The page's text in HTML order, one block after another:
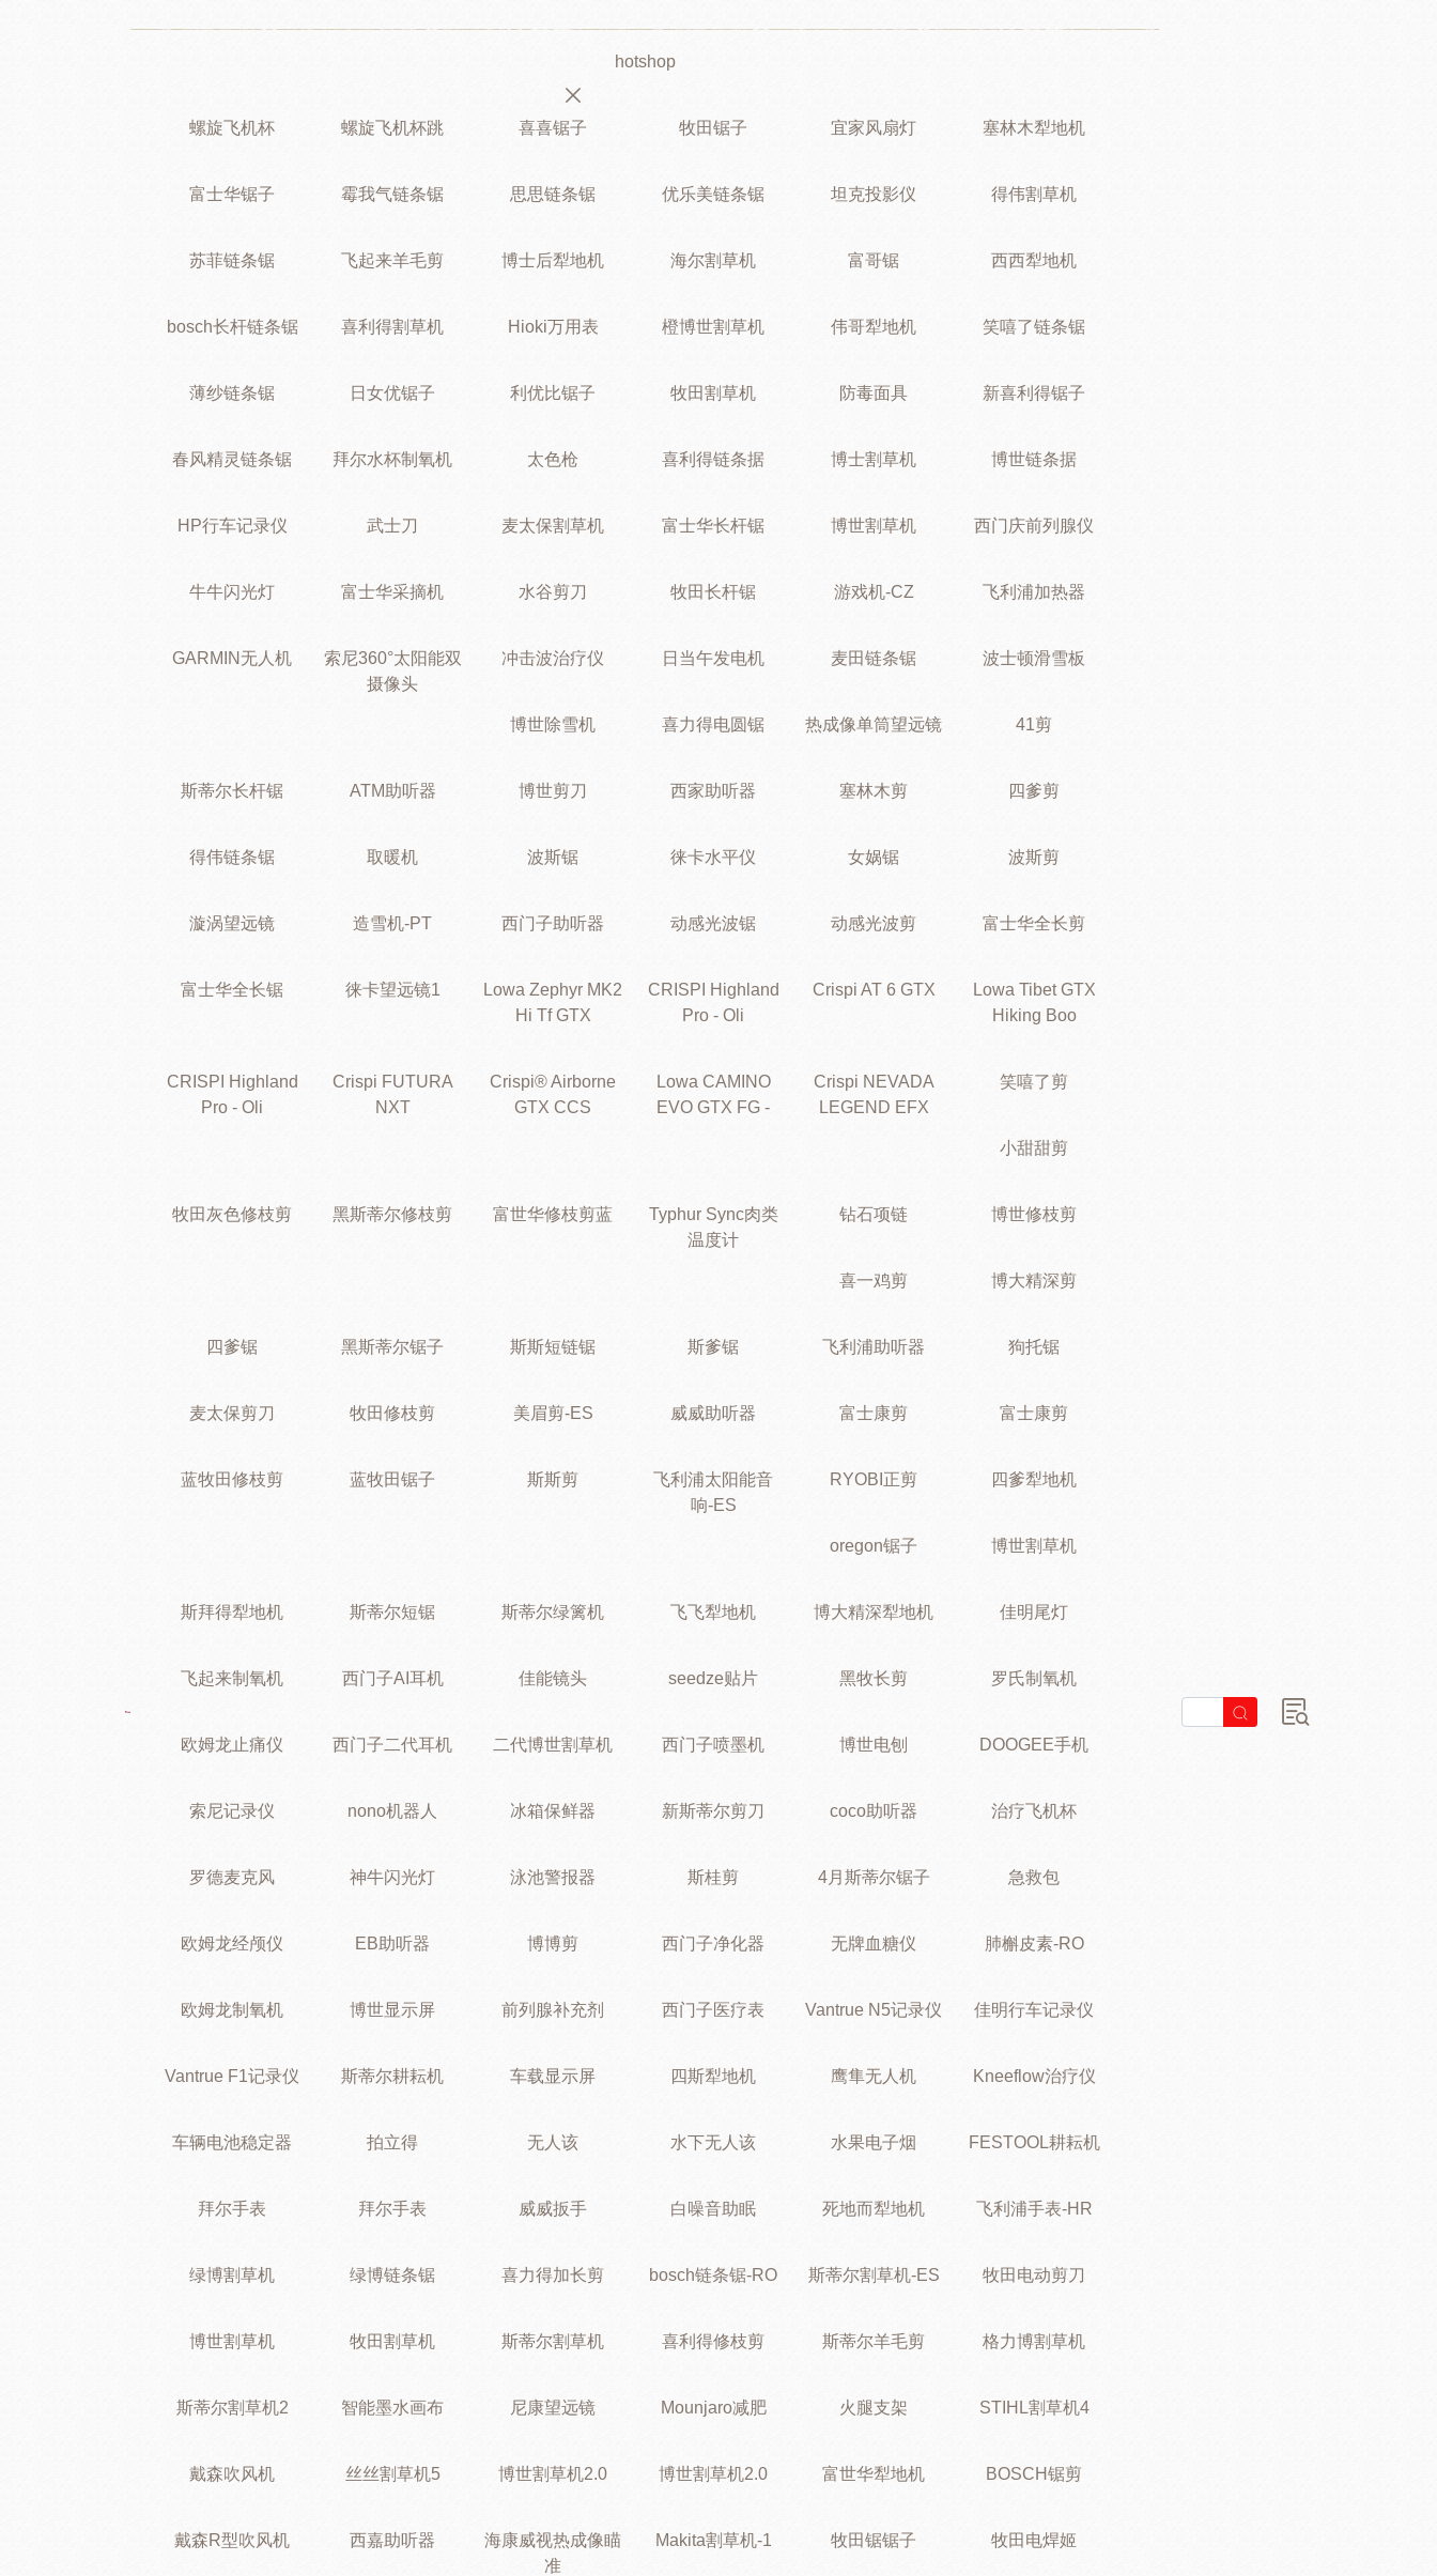
hotshop
螺旋飞机杯 螺旋飞机杯跳 喜喜锯子 牧田锯子 宜家风扇灯 塞林木犁地机
富士华锯子 霉我气链条锯 思思链条锯 优乐美链条锯 坦克投影仪 得伟割草机
苏菲链条锯 飞起来羊毛剪 博士后犁地机 海尔割草机 富哥锯 西西犁地机
bosch长杆链条锯 喜利得割草机 Hioki万用表 橙博世割草机 伟哥犁地机 笑嘻了链条锯
薄纱链条锯 日女优锯子 利优比锯子 牧田割草机 防毒面具 新喜利得锯子
春风精灵链条锯 拜尔水杯制氧机 太色枪 喜利得链条据 博士割草机 博世链条据
HP行车记录仪 武士刀 麦太保割草机 富士华长杆锯 博世割草机 西门庆前列腺仪
牛牛闪光灯 富士华采摘机 水谷剪刀 牧田长杆锯 游戏机-CZ 飞利浦加热器
GARMIN无人机
索尼360°太阳能双
摄像头
冲击波治疗仪 日当午发电机 麦田链条锯 波士顿滑雪板
博世除雪机 喜力得电圆锯 热成像单筒望远镜 41剪
斯蒂尔长杆锯 ATM助听器 博世剪刀 西家助听器 塞林木剪 四爹剪
得伟链条锯 取暖机 波斯锯 徕卡水平仪 女娲锯 波斯剪
漩涡望远镜 造雪机-PT 西门子助听器 动感光波锯 动感光波剪 富士华全长剪
富士华全长锯 徕卡望远镜1
Lowa Zephyr MK2
Hi Tf GTX
CRISPI Highland
Pro - Oli
Crispi AT 6 GTX
Lowa Tibet GTX
Hiking Boo
CRISPI Highland
Pro - Oli
Crispi FUTURA
NXT
Crispi® Airborne
GTX CCS
Lowa CAMINO
EVO GTX FG -
Crispi NEVADA
LEGEND EFX
笑嘻了剪
小甜甜剪
牧田灰色修枝剪 黑斯蒂尔修枝剪 富世华修枝剪蓝
Typhur Sync肉类
温度计
钻石项链 博世修枝剪
喜一鸡剪 博大精深剪
四爹锯 黑斯蒂尔锯子 斯斯短链锯 斯爹锯 飞利浦助听器 狗托锯
麦太保剪刀 牧田修枝剪 美眉剪-ES 威威助听器 富士康剪 富士康剪
蓝牧田修枝剪 蓝牧田锯子 斯斯剪
飞利浦太阳能音
响-ES
RYOBI正剪 四爹犁地机
oregon锯子 博世割草机
斯拜得犁地机 斯蒂尔短锯 斯蒂尔绿篱机 飞飞犁地机 博大精深犁地机 佳明尾灯
飞起来制氧机 西门子AI耳机 佳能镜头 seedze贴片 黑牧长剪 罗氏制氧机
欧姆龙止痛仪 西门子二代耳机 二代博世割草机 西门子喷墨机 博世电刨 DOOGEE手机
索尼记录仪 nono机器人 冰箱保鲜器 新斯蒂尔剪刀 coco助听器 治疗飞机杯
罗德麦克风 神牛闪光灯 泳池警报器 斯桂剪 4月斯蒂尔锯子 急救包
欧姆龙经颅仪 EB助听器 博博剪 西门子净化器 无牌血糖仪 肺槲皮素-RO
欧姆龙制氧机 博世显示屏 前列腺补充剂 西门子医疗表 Vantrue N5记录仪 佳明行车记录仪
Vantrue F1记录仪 斯蒂尔耕耘机 车载显示屏 四斯犁地机 鹰隼无人机 Kneeflow治疗仪
车辆电池稳定器 拍立得 无人该 水下无人该 水果电子烟 FESTOOL耕耘机
拜尔手表 拜尔手表 威威扳手 白噪音助眠 死地而犁地机 飞利浦手表-HR
绿博割草机 绿博链条锯 喜力得加长剪 bosch链条锯-RO 斯蒂尔割草机-ES 牧田电动剪刀
博世割草机 牧田割草机 斯蒂尔割草机 喜利得修枝剪 斯蒂尔羊毛剪 格力博割草机
斯蒂尔割草机2 智能墨水画布 尼康望远镜 Mounjaro减肥 火腿支架 STIHL割草机4
戴森吹风机 丝丝割草机5 博世割草机2.0 博世割草机2.0 富世华犁地机 BOSCH锯剪
戴森R型吹风机 西嘉助听器
海康威视热成像瞄
准
Makita割草机-1 牧田锯锯子 牧田电焊姬